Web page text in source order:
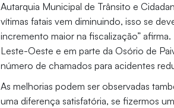
Autarquia Municipal de Trânsito e
vítimas fatais vem diminuindo, isso se
incremento maior na fiscalização”
Leste-Oeste e em parte da Osório de
número de chamados para acidentes
As melhorias podem ser observadas
uma diferença satisfatória, se fizermos